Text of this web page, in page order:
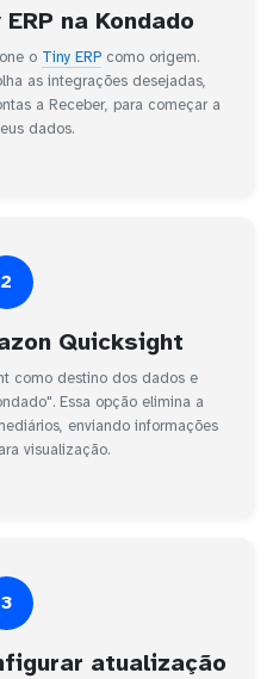
na Kondado
o Tiny ERP como origem.
as integrações desejadas,
a Receber, para começar a
dados.
2
Quicksight
como destino dos dados e
Essa opção elimina a
enviando informações
visualização.
3
atualização